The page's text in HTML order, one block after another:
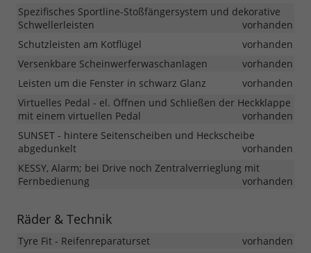
Spezifisches Sportline-Stoßfängersystem und dekorative
Schwellerleisten
vorhanden
Schutzleisten am Kotflügel
vorhanden
Versenkbare Scheinwerferwaschanlagen
vorhanden
Leisten um die Fenster in schwarz Glanz
vorhanden
Virtuelles Pedal - el. Öffnen und Schließen der Heckklappe
mit einem virtuellen Pedal
vorhanden
SUNSET - hintere Seitenscheiben und Heckscheibe
abgedunkelt
vorhanden
KESSY, Alarm; bei Drive noch Zentralverrieglung mit
Fernbedienung
vorhanden
Räder & Technik
Tyre Fit - Reifenreparaturset
vorhanden